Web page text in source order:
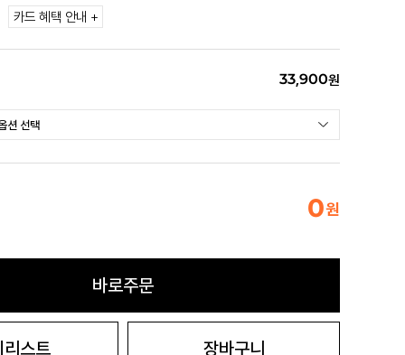
카드 혜택 안내 +
33,900원
0원
바로주문
리스트 장바구니